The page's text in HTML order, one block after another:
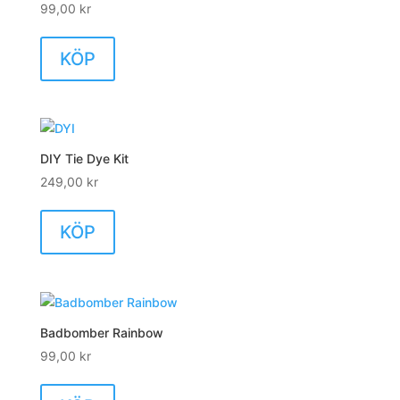
99,00 kr
KÖP
DIY Tie Dye Kit
249,00 kr
KÖP
Badbomber Rainbow
99,00 kr